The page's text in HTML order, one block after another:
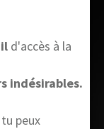
d'accès à la
indésirables.
peux